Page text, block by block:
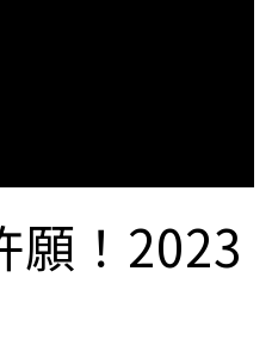
願！2023